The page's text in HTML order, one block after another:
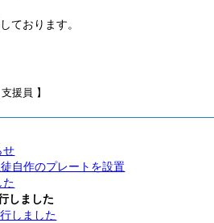
ております。
援員 】
せ
自作のプレートを設置
しました
しました